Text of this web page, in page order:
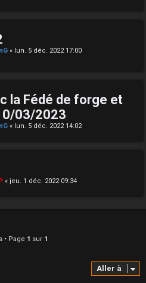
« lun. 5 déc. 2022 17:00
la Fédé de forge et
03/2023
« lun. 5 déc. 2022 14:02
« jeu. 1 déc. 2022 09:34
• Page 1 sur 1
Aller à